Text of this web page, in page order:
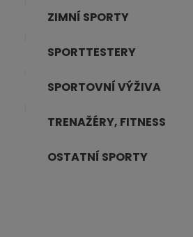
ZIMNÍ SPORTY
SPORTTESTERY
SPORTOVNÍ VÝŽIVA
TRENAŽÉRY, FITNESS
OSTATNÍ SPORTY